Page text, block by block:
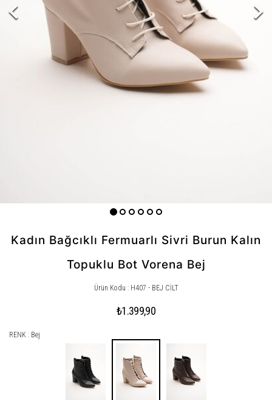
Kadın Bağcıklı Fermuarlı Sivri Burun Kalın
Topuklu Bot Vorena Bej
Ürün Kodu : H407 - BEJ CİLT
₺1.399,90
RENK : Bej